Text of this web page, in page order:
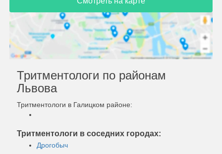
Тритментологи по районам
Львова
Тритментологи в Галицком районе:
Тритментологи в соседних городах:
Дрогобыч